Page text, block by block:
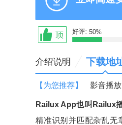
好评: 50%
介绍说明 下载地
【为您推荐】 影音播放
Railux App也叫Railux
精准识别并匹配杂乱无